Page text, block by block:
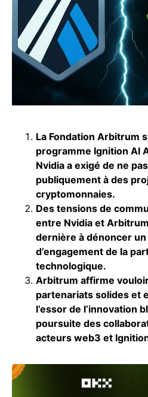
La Fondation Arbitrum
programme Ignition AI
Nvidia a exigé de ne
publiquement à des
cryptomonnaies.
Des tensions de
entre Nvidia et
dernière à dénoncer un
d’engagement de la
technologique.
Arbitrum affirme
partenariats solides et
l’essor de l’innovation
poursuite des
acteurs web3 et